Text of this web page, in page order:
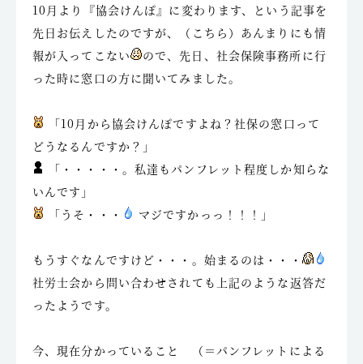
10月より『協会けんぽ』に変わります、という記事を
先日お伝えしたのですが、（こちら）あんまりにも情
報が入ってこない
ので、先日、社会保険事務所に行
った時に窓口の方に聞いてみました。
「10月から協会けんぽですよね？社保の窓口って
どうなるんですか？」
「・・・・・。私達もパンフレット程度しか知らな
いんです」
「うそ・・・
マジですかっっ！！！」
もうすぐなんですけど・・・。始まるのは・・・
社労士会から問い合わせされても上記のような返答だ
ったようです。
今、現在分かっていること （＝パンフレットによる